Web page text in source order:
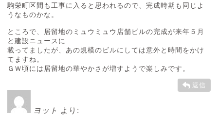
駒栄町区間も工事に入ると思われるので、完成時期も同じよ
うなものかな。
ところで、居留地のミュウミュウ店舗ビルの完成が来年５月
と建設ニュースに
載ってましたが、あの規模のビルにしては意外と時間をかけ
てますね。
ＧＷ頃には居留地の華やかさが増すようで楽しみです。
返信
ヨット より: